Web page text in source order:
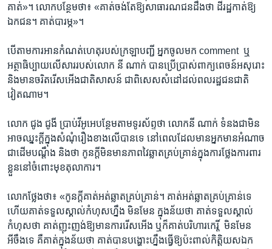
គាត់»។ ​លោក​បន្ថែម​ថា៖​ «គាត់​ចង់​តែ​ឱ្យ​សាធារណ​ជន​ដឹង​ថា ​ដី​រដ្ឋ​កាត់​ឱ្យ​
ឯកជន។​ គាត់​បារម្ភ»។​
បើ​តាម​ការ​អាន​កំណត់​ហេតុ​របស់​ក្រឡា​បញ្ជី​ ​អ្នក​ចូល​មក ​comment ​ ឬ​
អត្ថាធិប្បាយ​លើ​សារ​របស់​លោក​ នី ណាក់​ បាន​ប្រើប្រាស់​ពាក្យ​ពេចន៍​អសុរោះ​
និង​មាន​ចរិត​រើស​អើង​ជាតិ​សាសន៍​ ជាពិសេស​សំដៅ​ដល់​ពល​រដ្ឋ​ជន​ជាតិ​
វៀតណាម។​
លោក​ ជូង ជូងី​ ប្រាប់​វីអូអេ​បន្ថែម​តាម​ទូរស័ព្ទ​ថា​ លោក​នី​ ណាក់​ ទំនង​ជា​មិន​
អាច​ឈ្នះ​ក្តី​ក្នុង​សំណុំ​រឿង​ខាង​លើ​បាន​ទេ​ នៅ​ពេល​ដែល​មាន​អ្នក​មាន​អំណាច​
ជាដើម​បណ្តឹង​ និង​ថា​ កូនក្តី​មិន​មាន​ភាព​វៃ​ឆ្លាត​គ្រប់​គ្រាន់​ក្នុង​ការ​ថ្លែង​ការពារ​
ខ្លួន​នៅ​ចំពោះ​មុខ​តុលាការ។​
លោក​ថ្លែង​ថា៖​ «កូន​ក្តី​គាត់​អត់​ឆ្លាត​គ្រប់គ្រាន់។ គាត់​អត់​ឆ្លាត​គ្រប់​គ្រាន់​ទេ
ហើយ​គាត់​ទទួល​ស្គាល់​កំហុស​ហ្នឹង​ មិន​មែន​ ក្នុង​ន័យ​ថា​ គាត់​ទទួល​ស្គាល់​
កំហុស​ថា​ គាត់​ញុះញង់​ឱ្យ​មាន​ការ​រើស​អើង​ ឬ​ក៏​គាត់​បរិហារ​កេរ្តិ៍ ​ មិន​មែន​
អីចឹង​ទេ​ គឺ​គាត់​ក្នុង​ន័យ​ថា​ គាត់​បាន​បង្ហោះ​ហ្នឹង​ធ្វើ​ឱ្យ​ប៉ះពាល់​កិត្តិយស​ឯក